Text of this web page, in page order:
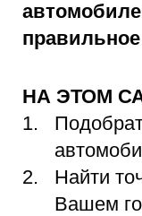
НА ЭТОМ
Найти
Вашем